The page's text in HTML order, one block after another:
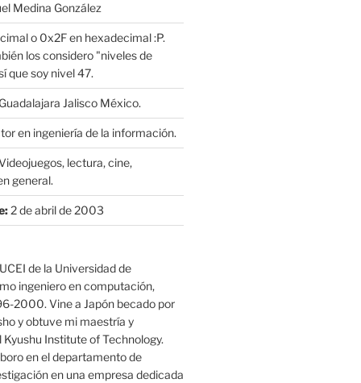
Medina González
o 0x2F en hexadecimal :P.
los considero "niveles de
que soy nivel 47.
Jalisco México.
en ingeniería de la información.
lectura, cine,
general.
2 de abril de 2003
de la Universidad de
ingeniero en computación,
2000. Vine a Japón becado por
y obtuve mi maestría y
Institute of Technology.
en el departamento de
en una empresa dedicada